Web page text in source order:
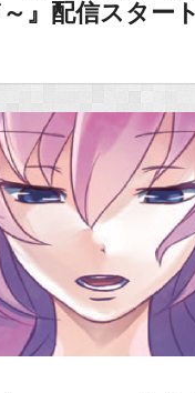
』配信スター